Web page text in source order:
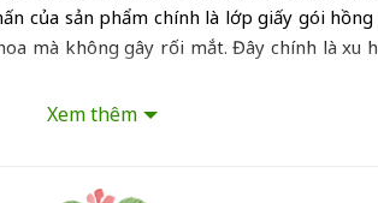
của sản phẩm chính là lớp giấy gói
mà không gây rối mắt. Đây chính là xu
ý nghĩa sâu sắc. Sự kết hợp giữa hoa
ngày. Ngoài ra, bó hoa cũng rất
Xem thêm